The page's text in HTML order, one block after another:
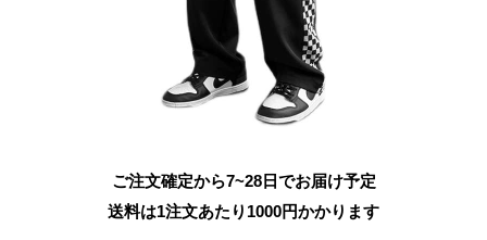
ご注文確定から7~28日でお届け予定
送料は1注文あたり 1000円かかります